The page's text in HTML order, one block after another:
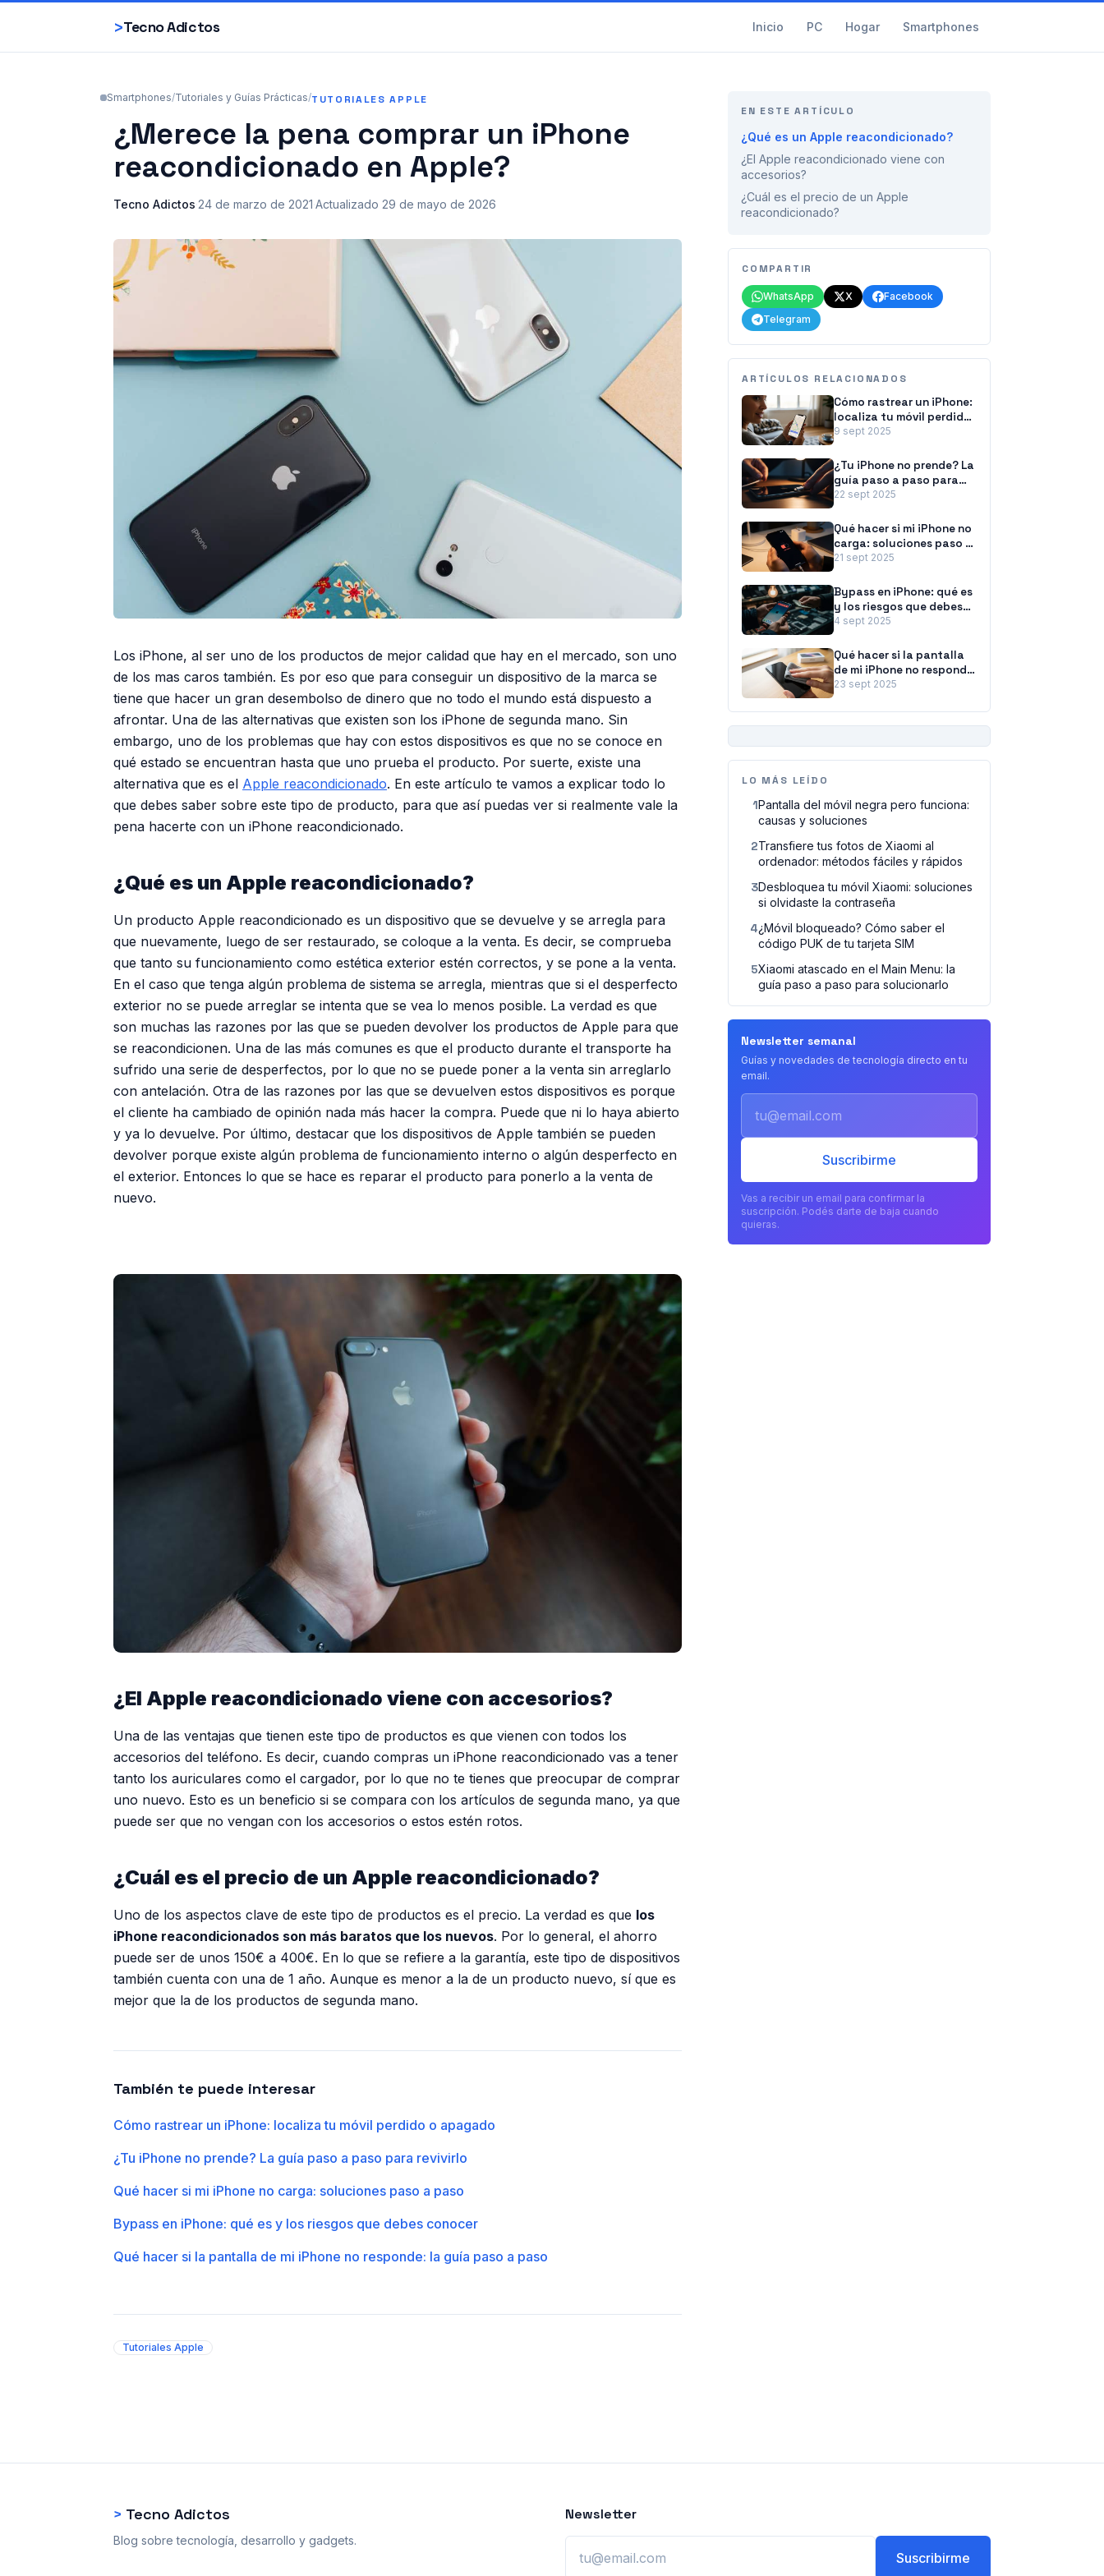
>Tecno Adictos Inicio PC Hogar Smartphones
Smartphones/Tutoriales y Guías Prácticas/TUTORIALES APPLE
¿Merece la pena comprar un iPhone
reacondicionado en Apple?
Tecno Adictos·24 de marzo de 2021·Actualizado 29 de mayo de 2026
Los iPhone, al ser uno de los productos de mejor calidad que hay en el mercado, son uno
de los mas caros también. Es por eso que para conseguir un dispositivo de la marca se
tiene que hacer un gran desembolso de dinero que no todo el mundo está dispuesto a
afrontar. Una de las alternativas que existen son los iPhone de segunda mano. Sin
embargo, uno de los problemas que hay con estos dispositivos es que no se conoce en
qué estado se encuentran hasta que uno prueba el producto. Por suerte, existe una
alternativa que es el Apple reacondicionado. En este artículo te vamos a explicar todo lo
que debes saber sobre este tipo de producto, para que así puedas ver si realmente vale la
pena hacerte con un iPhone reacondicionado.
¿Qué es un Apple reacondicionado?
Un producto Apple reacondicionado es un dispositivo que se devuelve y se arregla para
que nuevamente, luego de ser restaurado, se coloque a la venta. Es decir, se comprueba
que tanto su funcionamiento como estética exterior estén correctos, y se pone a la venta.
En el caso que tenga algún problema de sistema se arregla, mientras que si el desperfecto
exterior no se puede arreglar se intenta que se vea lo menos posible. La verdad es que
son muchas las razones por las que se pueden devolver los productos de Apple para que
se reacondicionen. Una de las más comunes es que el producto durante el transporte ha
sufrido una serie de desperfectos, por lo que no se puede poner a la venta sin arreglarlo
con antelación. Otra de las razones por las que se devuelven estos dispositivos es porque
el cliente ha cambiado de opinión nada más hacer la compra. Puede que ni lo haya abierto
y ya lo devuelve. Por último, destacar que los dispositivos de Apple también se pueden
devolver porque existe algún problema de funcionamiento interno o algún desperfecto en
el exterior. Entonces lo que se hace es reparar el producto para ponerlo a la venta de
nuevo.
¿El Apple reacondicionado viene con accesorios?
Una de las ventajas que tienen este tipo de productos es que vienen con todos los
accesorios del teléfono. Es decir, cuando compras un iPhone reacondicionado vas a tener
tanto los auriculares como el cargador, por lo que no te tienes que preocupar de comprar
uno nuevo. Esto es un beneficio si se compara con los artículos de segunda mano, ya que
puede ser que no vengan con los accesorios o estos estén rotos.
¿Cuál es el precio de un Apple reacondicionado?
Uno de los aspectos clave de este tipo de productos es el precio. La verdad es que los
iPhone reacondicionados son más baratos que los nuevos. Por lo general, el ahorro
puede ser de unos 150€ a 400€. En lo que se refiere a la garantía, este tipo de dispositivos
también cuenta con una de 1 año. Aunque es menor a la de un producto nuevo, sí que es
mejor que la de los productos de segunda mano.
También te puede interesar
Cómo rastrear un iPhone: localiza tu móvil perdido o apagado
¿Tu iPhone no prende? La guía paso a paso para revivirlo
Qué hacer si mi iPhone no carga: soluciones paso a paso
Bypass en iPhone: qué es y los riesgos que debes conocer
Qué hacer si la pantalla de mi iPhone no responde: la guía paso a paso
Tutoriales Apple
EN ESTE ARTÍCULO
¿Qué es un Apple reacondicionado?
¿El Apple reacondicionado viene con
accesorios?
¿Cuál es el precio de un Apple
reacondicionado?
COMPARTIR
WhatsApp X
Facebook
Telegram
ARTÍCULOS RELACIONADOS
Cómo rastrear un iPhone:
localiza tu móvil perdido
o apagado
9 sept 2025
¿Tu iPhone no prende? La
guía paso a paso para
revivirlo
22 sept 2025
Qué hacer si mi iPhone no
carga: soluciones paso a
paso
21 sept 2025
Bypass en iPhone: qué es
y los riesgos que debes
conocer
4 sept 2025
Qué hacer si la pantalla
de mi iPhone no responde:
la guía paso a paso
23 sept 2025
LO MÁS LEÍDO
1Pantalla del móvil negra pero funciona:
causas y soluciones
2Transfiere tus fotos de Xiaomi al
ordenador: métodos fáciles y rápidos
3Desbloquea tu móvil Xiaomi: soluciones
si olvidaste la contraseña
4¿Móvil bloqueado? Cómo saber el
código PUK de tu tarjeta SIM
5Xiaomi atascado en el Main Menu: la
guía paso a paso para solucionarlo
Newsletter semanal
Guías y novedades de tecnología directo en tu
email.
Suscribirme
Vas a recibir un email para confirmar la
suscripción. Podés darte de baja cuando
quieras.
> Tecno Adictos
Blog sobre tecnología, desarrollo y gadgets.
Newsletter
Suscribirme